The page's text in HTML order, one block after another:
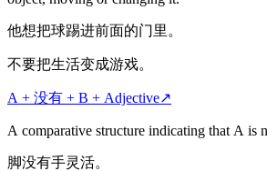
他想把球踢进前面的门里。
不要把生活变成游戏。
A + 没有 + B + Adjective↗
A comparative structure indicating that A is
脚没有手灵活。